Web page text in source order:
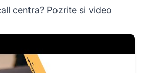
centra? Pozrite si video